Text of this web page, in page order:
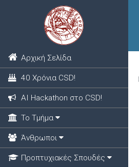
Αρχική Σελίδα
40 Χρόνια CSD!
ΑΙ Hackathon στο CSD!
Το Τμήμα
Άνθρωποι
Προπτυχιακές Σπουδές